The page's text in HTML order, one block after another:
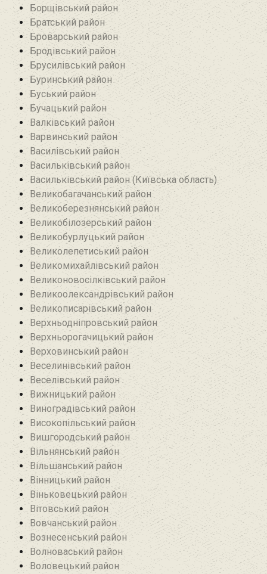
Борщівський район‎
Братський район‎
Броварський район
Бродівський район‎
Брусилівський район‎
Буринський район
Буський район‎
Бучацький район
Валківський район
Варвинський район
Василівський район
Васильківський район
Васильківський район (Київська область)
Великобагачанський район
Великоберезнянський район
Великобілозерський район‎
Великобурлуцький район
Великолепетиський район
Великомихайлівський район‎
Великоновосілківський район‎
Великоолександрівський район
Великописарівський район
Верхньодніпровський район
Верхньорогачицький район
Верховинський район
Веселинівський район‎
Веселівський район‎
Вижницький район
Виноградівський район
Високопільський район
Вишгородський район
Вільнянський район‎
Вільшанський район
Вінницький район
Віньковецький район
Вітовський район
Вовчанський район
Вознесенський район
Волноваський район
Воловецький район